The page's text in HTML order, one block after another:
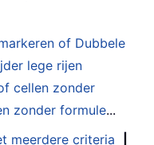
of Dubbele
lege rijen
cellen zonder
zonder formule...
meerdere criteria